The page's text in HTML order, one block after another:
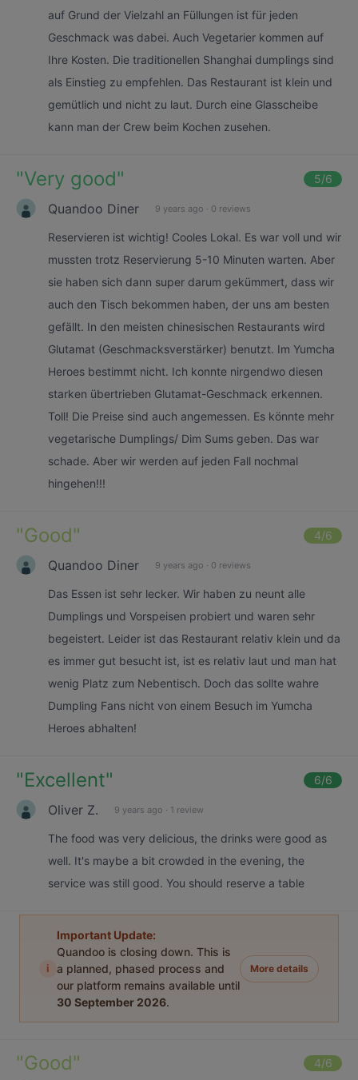
auf Grund der Vielzahl an Füllungen ist für jeden
Geschmack was dabei. Auch Vegetarier kommen auf
Ihre Kosten. Die traditionellen Shanghai dumplings sind
als Einstieg zu empfehlen. Das Restaurant ist klein und
gemütlich und nicht zu laut. Durch eine Glasscheibe
kann man der Crew beim Kochen zusehen.
"Very good" 5/6
Quandoo Diner 9 years ago · 0 reviews
Reservieren ist wichtig! Cooles Lokal. Es war voll und wir
mussten trotz Reservierung 5-10 Minuten warten. Aber
sie haben sich dann super darum gekümmert, dass wir
auch den Tisch bekommen haben, der uns am besten
gefällt. In den meisten chinesischen Restaurants wird
Glutamat (Geschmacksverstärker) benutzt. Im Yumcha
Heroes bestimmt nicht. Ich konnte nirgendwo diesen
starken übertrieben Glutamat-Geschmack erkennen.
Toll! Die Preise sind auch angemessen. Es könnte mehr
vegetarische Dumplings/ Dim Sums geben. Das war
schade. Aber wir werden auf jeden Fall nochmal
hingehen!!!
"Good" 4/6
Quandoo Diner 9 years ago · 0 reviews
Das Essen ist sehr lecker. Wir haben zu neunt alle
Dumplings und Vorspeisen probiert und waren sehr
begeistert. Leider ist das Restaurant relativ klein und da
es immer gut besucht ist, ist es relativ laut und man hat
wenig Platz zum Nebentisch. Doch das sollte wahre
Dumpling Fans nicht von einem Besuch im Yumcha
Heroes abhalten!
"Excellent" 6/6
Oliver Z. 9 years ago · 1 review
The food was very delicious, the drinks were good as
well. It's maybe a bit crowded in the evening, the
service was still good. You should reserve a table
i
Important Update:
Quandoo is closing down. This is
a planned, phased process and
our platform remains available until
30 September 2026.
More details
"Good" 4/6